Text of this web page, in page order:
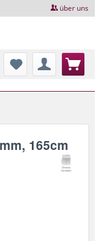
über uns
165cm